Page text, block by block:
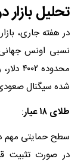
تحلیل بازار
در هفته جاری،
نسبی اونس
شده سیگنال صعودی
طلای ۱۸ عیار
:
در صورت تثبیت